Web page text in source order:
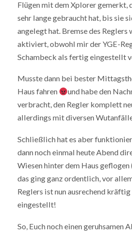
Flügen mit dem Xplorer gemerkt,
sehr lange gebraucht hat, bis sie
angelegt hat. Bremse des
aktiviert, obwohl mir der YGE-
Schambeck als fertig eingestellt
Musste dann bei bester
Haus fahren
und habe den
verbracht, den Regler komplett
allerdings mit diversen
Schließlich hat es aber
dann noch einmal heute Abend
Wiesen hinter dem Haus geflogen
das ging ganz ordentlich, vor
Reglers ist nun ausrechend kräftig
eingestellt!
So, Euch noch einen geruhsamen